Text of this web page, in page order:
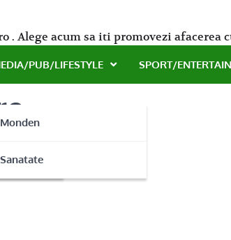
Alege acum sa iti promovezi afacerea
PUB/LIFESTYLE
Monden
Sanatate
SPORT/